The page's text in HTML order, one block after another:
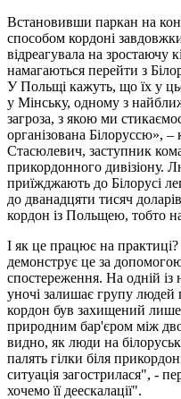
Встановивши паркан на
способом кордоні
відреагувала на зростаючу
намагаються перейти з
У Польщі кажуть, що їх у
у Мінську, одному з
загроза, з якою ми
організована Білоруссю»,
Стасюлевич, заступник
прикордонного дивізіону.
приїжджають до Білорусі
до дванадцяти тисяч
кордон із Польщею, тобто
І як це працює на
демонструє це за допомогою
спостереження. На одній
уночі залишає групу людей
кордон був захищений
природним бар'єром між
видно, як люди на
палять гілки біля
ситуація загострилася", -
хочемо її деескалації".